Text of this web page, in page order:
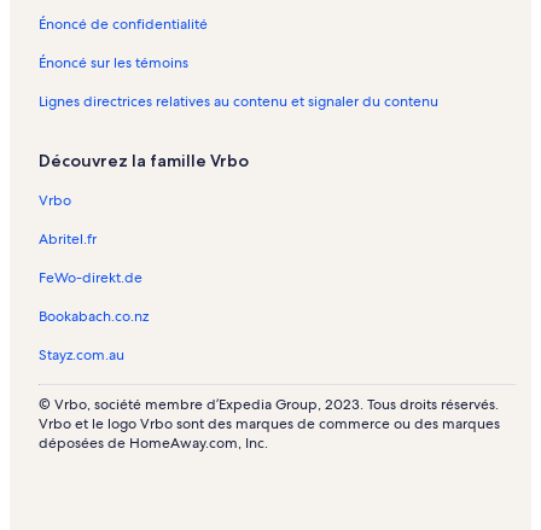
Énoncé de confidentialité
Énoncé sur les témoins
Lignes directrices relatives au contenu et signaler du contenu
Découvrez la famille Vrbo
Vrbo
Abritel.fr
FeWo-direkt.de
Bookabach.co.nz
Stayz.com.au
© Vrbo, société membre d’Expedia Group, 2023. Tous droits réservés.
Vrbo et le logo Vrbo sont des marques de commerce ou des marques
déposées de HomeAway.com, Inc.